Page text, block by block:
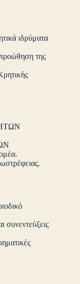
ιδρύματα
της
συνεντεύξεις